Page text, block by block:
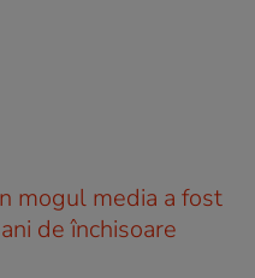
mogul media a fost
de închisoare